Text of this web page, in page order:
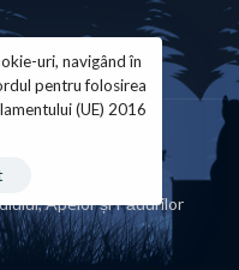
Apelor și Pădurilor
uri, navigând în
pentru folosirea
(UE) 2016